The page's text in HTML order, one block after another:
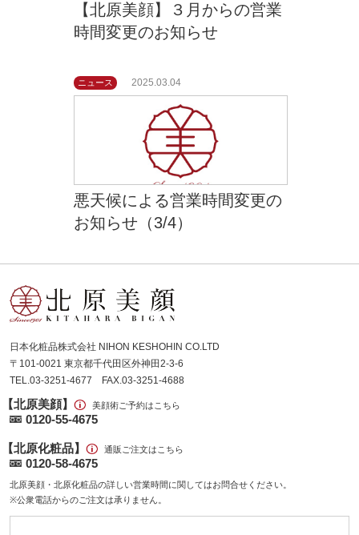
【北原美顔】３月からの営業
時間変更のお知らせ
ニュース 2025.03.04
悪天候による営業時間変更の
お知らせ（3/4）
日本化粧品株式会社 NIHON KESHOHIN CO.LTD
〒101-0021 東京都千代田区外神田2-3-6
TEL.03-3251-4677 FAX.03-3251-4688
【北原美顔】 美顔術ご予約はこちら
0120-55-4675
【北原化粧品】 通販ご注文はこちら
0120-58-4675
北原美顔・北原化粧品の詳しい営業時間に関してはお問合せください。
※公衆電話からのご注文は承りません。